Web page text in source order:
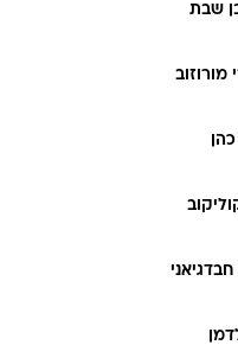
שבת
מורוזוב